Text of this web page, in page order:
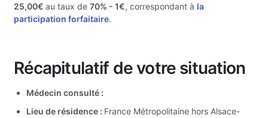
25,00€ au taux de 70% - 1€, correspondant à la
participation forfaitaire.
Récapitulatif de votre situation
Médecin consulté :
Lieu de résidence : France Métropolitaine hors Alsace-